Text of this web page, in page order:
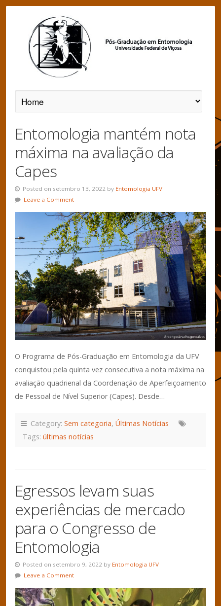
Entomologia mantém nota
máxima na avaliação da
Capes
Posted on setembro 13, 2022 by Entomologia UFV
Leave a Comment
O Programa de Pós-Graduação em Entomologia da UFV
conquistou pela quinta vez consecutiva a nota máxima na
avaliação quadrienal da Coordenação de Aperfeiçoamento
de Pessoal de Nível Superior (Capes). Desde…
Category: Sem categoria, Últimas Notícias
Tags: últimas notícias
Egressos levam suas
experiências de mercado
para o Congresso de
Entomologia
Posted on setembro 9, 2022 by Entomologia UFV
Leave a Comment